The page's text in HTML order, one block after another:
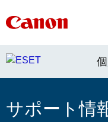
サポート情